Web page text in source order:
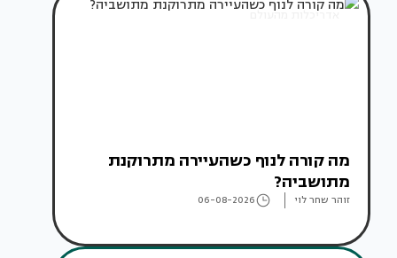
אדריכלות מהעולם
מה קורה לנוף כשהעיירה מתרוקנת
מתושביה?
זוהר שחר לוי 06-08-2026